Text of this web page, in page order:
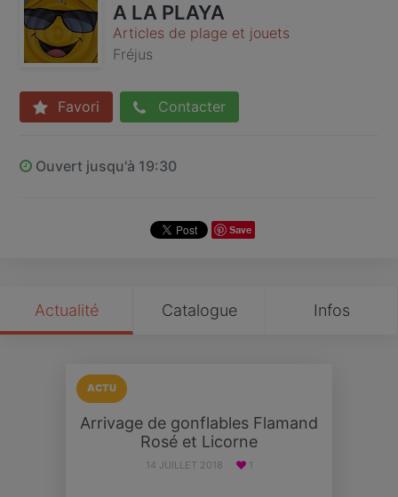
A LA PLAYA
Articles de plage et jouets
Fréjus
Favori Contacter
Ouvert jusqu'à 19:30
Save
Actualité Catalogue Infos
ACTU
Arrivage de gonflables Flamand
Rosé et Licorne
14 JUILLET 2018 1